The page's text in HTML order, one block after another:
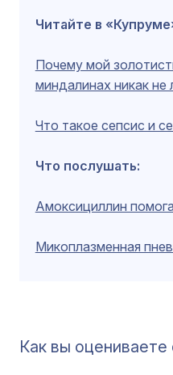
Читайте в
Почему мой
миндалинах никак не
Что такое сепсис и
Что послушать:
Амоксициллин
Микоплазменная
Как вы оцениваете